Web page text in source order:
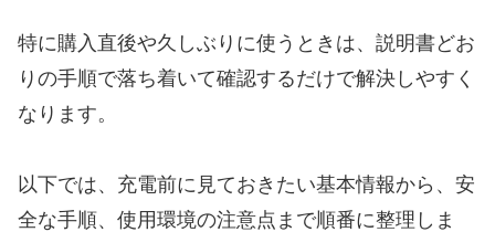
特に購入直後や久しぶりに使うときは、説明書どお
りの手順で落ち着いて確認するだけで解決しやすく
なります。
以下では、充電前に見ておきたい基本情報から、安
全な手順、使用環境の注意点まで順番に整理しま